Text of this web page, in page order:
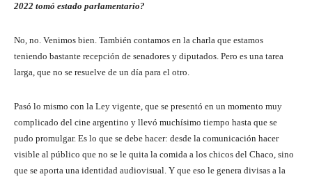
2022 tomó estado parlamentario?
No, no. Venimos bien. También contamos en la charla que estamos
teniendo bastante recepción de senadores y diputados. Pero es una tarea
larga, que no se resuelve de un día para el otro.
Pasó lo mismo con la Ley vigente, que se presentó en un momento muy
complicado del cine argentino y llevó muchísimo tiempo hasta que se
pudo promulgar. Es lo que se debe hacer: desde la comunicación hacer
visible al público que no se le quita la comida a los chicos del Chaco, sino
que se aporta una identidad audiovisual. Y que eso le genera divisas a la